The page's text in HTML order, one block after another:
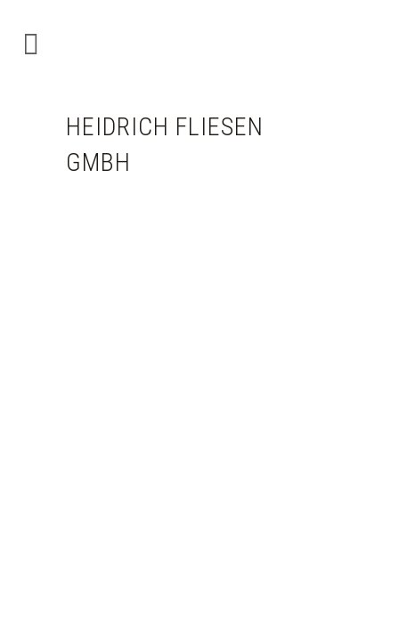
HEIDRICH FLIESEN
GMBH